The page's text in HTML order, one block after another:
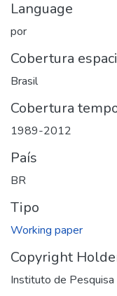
Language
por
Cobertura
Brasil
Cobertura
1989-2012
País
BR
Tipo
Working paper
Copyright
Instituto de Pesquisa